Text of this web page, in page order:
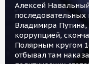
Алексей
последовательных
Владимира
коррупцией,
Полярным кругом
отбывал там